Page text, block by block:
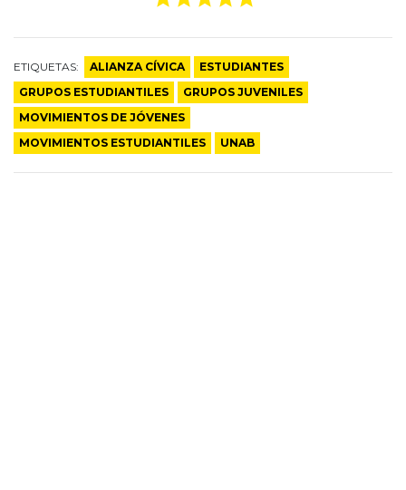
ETIQUETAS: ALIANZA CÍVICA
ESTUDIANTES
GRUPOS ESTUDIANTILES
GRUPOS JUVENILES
MOVIMIENTOS DE JÓVENES
MOVIMIENTOS ESTUDIANTILES
UNAB